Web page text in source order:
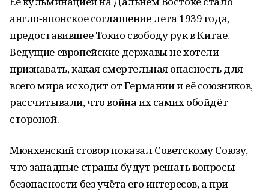
англо‑японское соглашение лета 1939 года,
предоставившее Токио свободу рук в Китае.
Ведущие европейские державы не хотели
признавать, какая смертельная опасность для
всего мира исходит от Германии и её союзников,
рассчитывали, что война их самих обойдёт
стороной.
Мюнхенский сговор показал Советскому Союзу,
что западные страны будут решать вопросы
безопасности без учёта его интересов, а при